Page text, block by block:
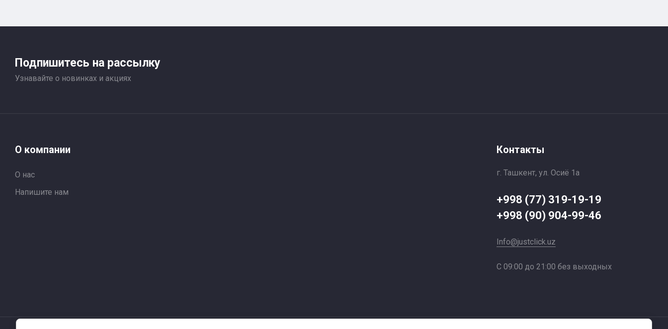
Подпишитесь на рассылку
Узнавайте о новинках и акциях
О компании
О нас
Напишите нам
Контакты
г. Ташкент, ул. Осиё 1a
+998 (77) 319-19-19
+998 (90) 904-99-46
Info@justclick.uz
С 09:00 до 21:00 без выходных